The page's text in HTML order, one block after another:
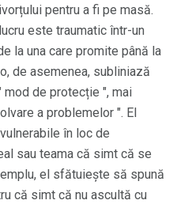
pentru a fi pe masă.
este traumatic într-un
la una care promite până la
de asemenea, subliniază
mod de protecție ", mai
a problemelor ". El
în loc de
sau teama că simt că se
el sfătuiește să spună
că simt că nu ascultă cu